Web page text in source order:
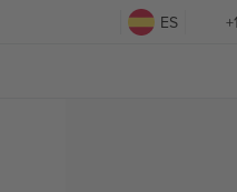
ES +1